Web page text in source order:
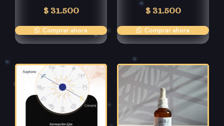
$ 31.500
Comprar ahora
$ 31.500
Comprar ahora